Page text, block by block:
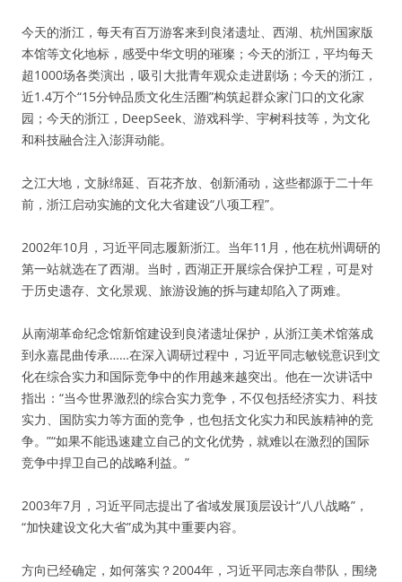
今天的浙江，每天有百万游客来到良渚遗址、西湖、杭州国家版
本馆等文化地标，感受中华文明的璀璨；今天的浙江，平均每天
超1000场各类演出，吸引大批青年观众走进剧场；今天的浙江，
近1.4万个“15分钟品质文化生活圈”构筑起群众家门口的文化家
园；今天的浙江，DeepSeek、游戏科学、宇树科技等，为文化
和科技融合注入澎湃动能。
之江大地，文脉绵延、百花齐放、创新涌动，这些都源于二十年
前，浙江启动实施的文化大省建设“八项工程”。
2002年10月，习近平同志履新浙江。当年11月，他在杭州调研的
第一站就选在了西湖。当时，西湖正开展综合保护工程，可是对
于历史遗存、文化景观、旅游设施的拆与建却陷入了两难。
从南湖革命纪念馆新馆建设到良渚遗址保护，从浙江美术馆落成
到永嘉昆曲传承……在深入调研过程中，习近平同志敏锐意识到文
化在综合实力和国际竞争中的作用越来越突出。他在一次讲话中
指出：“当今世界激烈的综合实力竞争，不仅包括经济实力、科技
实力、国防实力等方面的竞争，也包括文化实力和民族精神的竞
争。”“如果不能迅速建立自己的文化优势，就难以在激烈的国际
竞争中捍卫自己的战略利益。”
2003年7月，习近平同志提出了省域发展顶层设计“八八战略”，
“加快建设文化大省”成为其中重要内容。
方向已经确定，如何落实？2004年，习近平同志亲自带队，围绕